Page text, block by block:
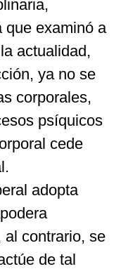
que examinó a
actualidad,
ya no se
corporales,
psíquicos
cede
adopta
al contrario, se
de tal